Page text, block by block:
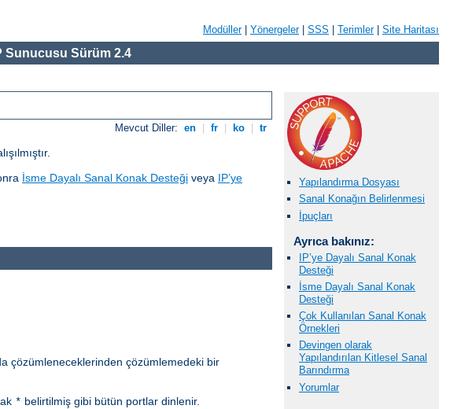
Modüller| Yönergeler| SSS Terimler| Site Haritası
Sunucusu Sürüm 2.4
Mevcut Diller: en fr ko tr
İsme Dayalı Sanal Konak Desteği veya IP’ye
Yapılandırma Dosyası
Sanal Konağın Belirlenmesi
İpuçları
Ayrıca bakınız:
IP’ye Dayalı Sanal Konak
Desteği
İsme Dayalı Sanal Konak
Desteği
Çok Kullanılan Sanal Konak
Örnekleri
Devingen olarak
Yapılandırılan Kitlesel Sanal
Barındırma
Yorumlar
çözümleneceklerinden çözümlemedeki bir
* belirtilmiş gibi bütün portlar dinlenir.